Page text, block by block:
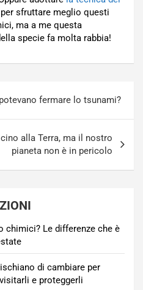
per sfruttare meglio questi
ma a me questa
specie fa molta rabbia!
fermare lo tsunami?
alla Terra, ma il nostro
pianeta non è in pericolo
chimici? Le differenze che è
di cambiare per
e proteggerli